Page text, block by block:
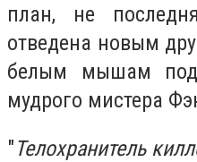
план, не
отведена новым
белым мышам под
мудрого мистера
"Телохранитель